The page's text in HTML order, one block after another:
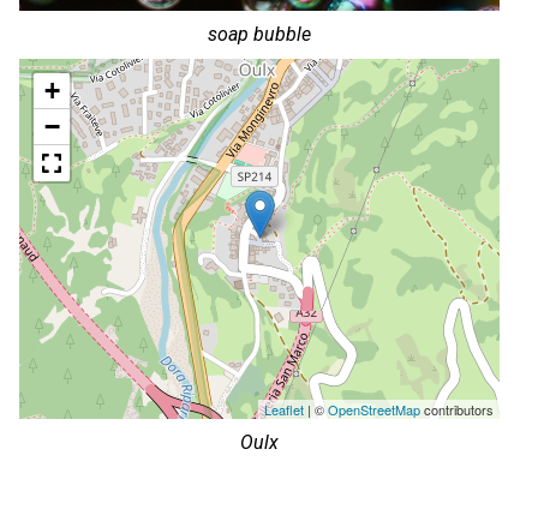
soap bubble
+
−
Leaflet | ©OpenStreetMapcontributors
Oulx